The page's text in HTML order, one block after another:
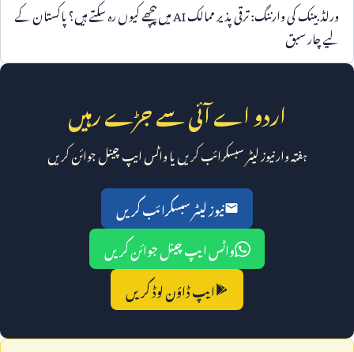
ورلڈ بینک کی وارننگ: ترقی پذیر ممالکAIمیں پیچھے کیوں رہ سکتے ہیں؟ پاکستان کے
لیے چار سبق
اردو اے آئی سے جڑے رہیں
ہفتہ وار نیوز لیٹر سبسکرائب کریں یا واٹس ایپ چینل جوائن کریں
نیوز لیٹر سبسکرائب کریں
واٹس ایپ چینل جوائن کریں
ایپ ڈاؤن لوڈ کریں